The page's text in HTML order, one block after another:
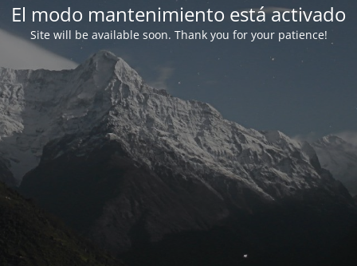
El modo mantenimiento está activado
Site will be available soon. Thank you for your patience!